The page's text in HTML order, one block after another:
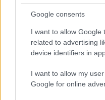
Google consents
I want to allow Google
related to advertising
device identifiers in
I want to allow my
Google for online